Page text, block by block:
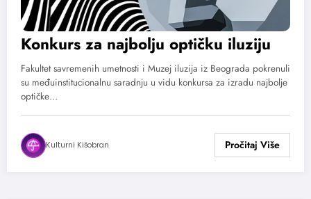
Konkurs za najbolju optičku iluziju
Fakultet savremenih umetnosti i Muzej iluzija iz Beograda pokrenuli
su međuinstitucionalnu saradnju u vidu konkursa za izradu najbolje
optičke…
Kulturni Kišobran